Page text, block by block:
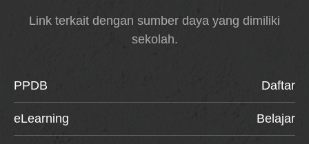
Link terkait dengan sumber daya yang dimiliki
sekolah.
PPDB Daftar
eLearning Belajar